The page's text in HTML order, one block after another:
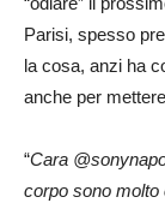
Parisi, spesso
la cosa, anzi ha
anche per
“Cara
corpo sono